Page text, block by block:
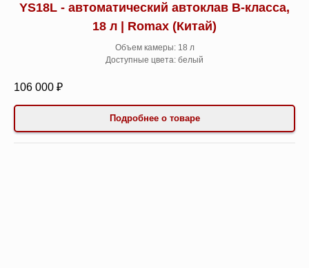
YS18L - автоматический автоклав B-класса,
18 л | Romax (Китай)
Объем камеры: 18 л
Доступные цвета: белый
106 000 ₽
Подробнее о товаре